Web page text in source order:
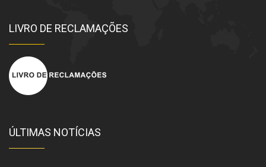
LIVRO DE RECLAMAÇÕES
ÚLTIMAS NOTÍCIAS